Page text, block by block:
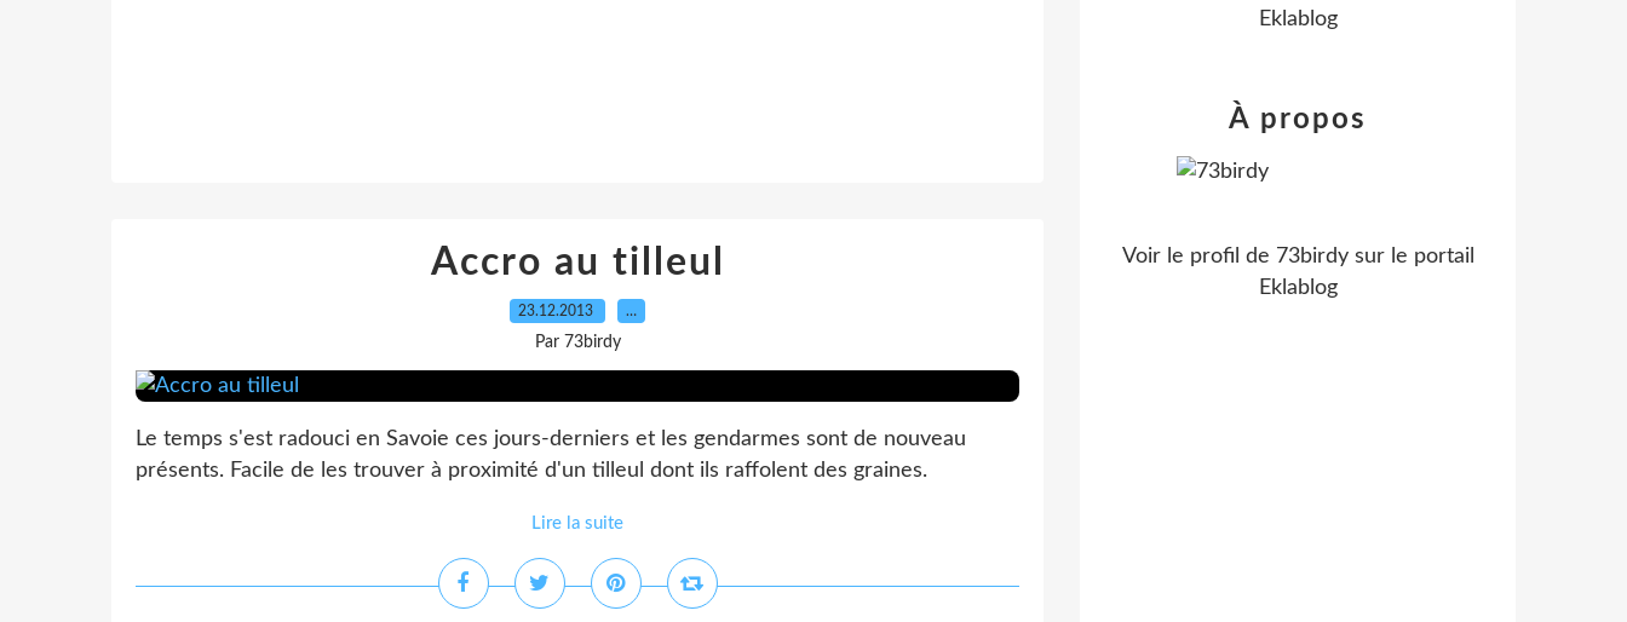
Accro au tilleul
23.12.2013 …
Par 73birdy
Le temps s'est radouci en Savoie ces jours-derniers et les gendarmes sont de nouveau
présents. Facile de les trouver à proximité d'un tilleul dont ils raffolent des graines.
Lire la suite
Eklablog
À propos
Voir le profil de 73birdysur le portail
Eklablog